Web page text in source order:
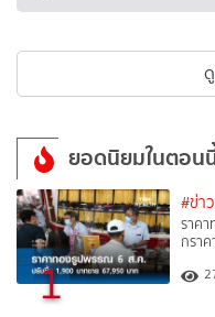
ยอดนิยมในตอน
1
#ข่า
ราค
กรา